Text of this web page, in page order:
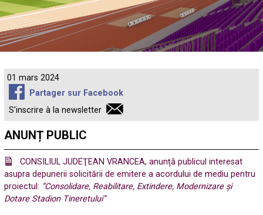
01 mars 2024
Partager sur Facebook
S'inscrire à la newsletter
ANUNȚ PUBLIC
CONSILIUL JUDEŢEAN VRANCEA, anunță publicul interesat
asupra depunerii solicitării de emitere a acordului de mediu pentru
proiectul: “Consolidare, Reabilitare, Extindere, Modernizare și
Dotare Stadion Tineretului”